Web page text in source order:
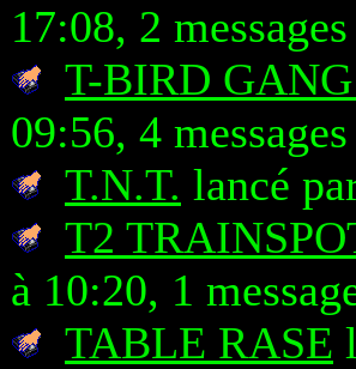
17:08, 2 messages
T-BIRD
09:56, 4 messages
T.N.T. lancé
T2
à 10:20, 1
TABLE RASE